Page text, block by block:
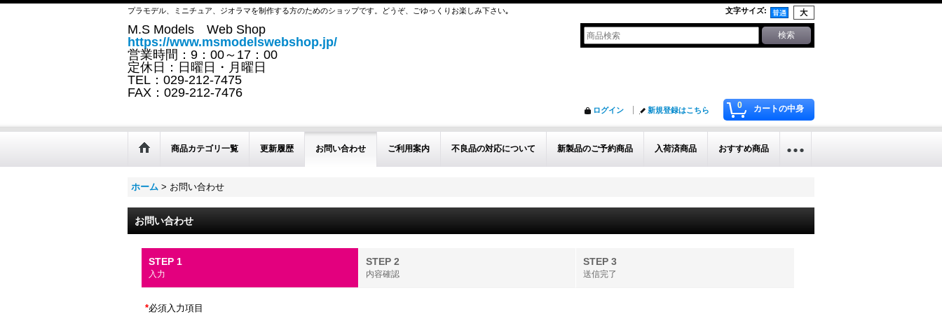
プラモデル、ミニチュア、ジオラマを制作する方のためのショップです。どうぞ、ごゆっくりお楽しみ下さい｡ 文字サイズ:
M.S Models Web Shop
https://www.msmodelswebshop.jp/
営業時間：9：00～17：00
定休日：日曜日・月曜日
TEL：029-212-7475
FAX：029-212-7476
0 カートの中身
ログイン 新規登録はこちら
商品カテゴリ一覧 更新履歴 お問い合わせ ご利用案内 不良品の対応について 新製品のご予約商品 入荷済商品 おすすめ商品
ホーム > お問い合わせ
お問い合わせ
STEP 1
入力
STEP 2
内容確認
STEP 3
送信完了
*必須入力項目